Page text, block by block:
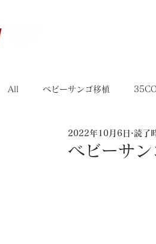
All ベビーサンゴ移植
キャンペーン 35イベント
ベビーサ
2022年10月6日 読了